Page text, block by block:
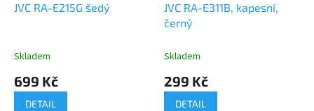
JVC RA-E215G šedý
Skladem
699 Kč
DETAIL
JVC RA-E311B, kapesní,
černý
Skladem
299 Kč
DETAIL